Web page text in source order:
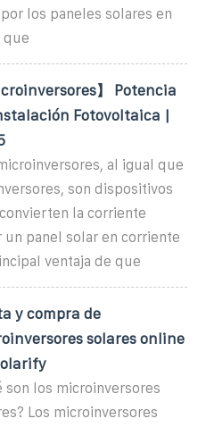
los paneles solares en
que
】 Potencia
Fotovoltaica |
al igual que
son dispositivos
la corriente
un panel solar en corriente
ventaja de que
y compra de
solares online
son los microinversores
Los microinversores